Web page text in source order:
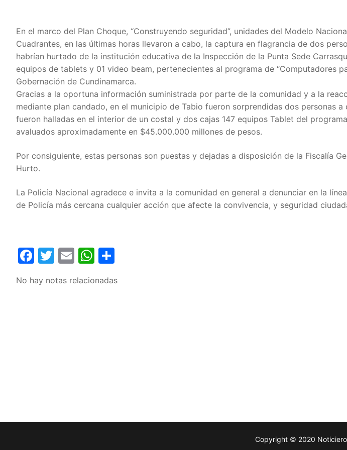
En el marco del Plan Choque, “Construyendo seguridad”, unidades del Modelo
Cuadrantes, en las últimas horas llevaron a cabo, la captura en flagrancia de dos
habrían hurtado de la institución educativa de la Inspección de la Punta Sede
equipos de tablets y 01 video beam, pertenecientes al programa de “Computadores
Gobernación de Cundinamarca.
Gracias a la oportuna información suministrada por parte de la comunidad y a la
mediante plan candado, en el municipio de Tabio fueron sorprendidas dos personas
fueron halladas en el interior de un costal y dos cajas 147 equipos Tablet del
avaluados aproximadamente en $45.000.000 millones de pesos.
Por consiguiente, estas personas son puestas y dejadas a disposición de la Fiscalía
Hurto.
La Policía Nacional agradece e invita a la comunidad en general a denunciar en la
de Policía más cercana cualquier acción que afecte la convivencia, y seguridad
Facebook
Twitter
EmailWhatsApp
No hay notas relacionadas
Copyright © 2020